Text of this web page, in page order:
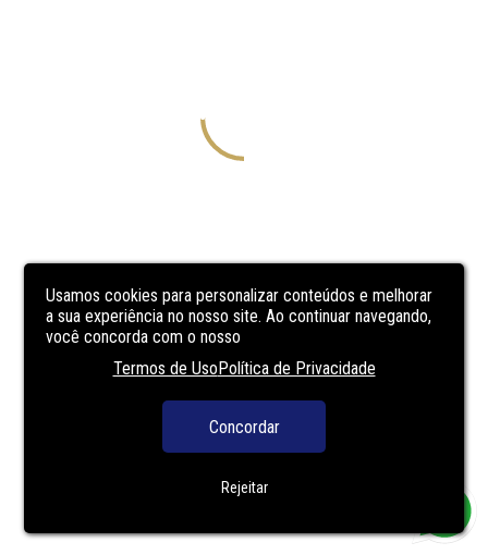
Usamos cookies para personalizar conteúdos e melhorar
a sua experiência no nosso site. Ao continuar navegando,
você concorda com o nosso
Termos de UsoPolítica de Privacidade
Concordar
Rejeitar